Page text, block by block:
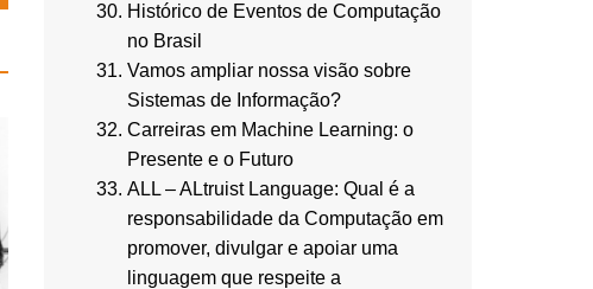
Histórico de Eventos de Computação
no Brasil
Vamos ampliar nossa visão sobre
Sistemas de Informação?
Carreiras em Machine Learning: o
Presente e o Futuro
ALL – ALtruist Language: Qual é a
responsabilidade da Computação em
promover, divulgar e apoiar uma
linguagem que respeite a